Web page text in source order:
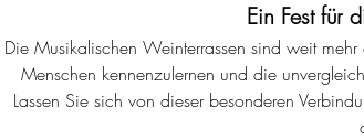
Ein Fest für
Die Musikalischen Weinterrassen sind weit
Menschen kennenzulernen und die
Lassen Sie sich von dieser besonderen